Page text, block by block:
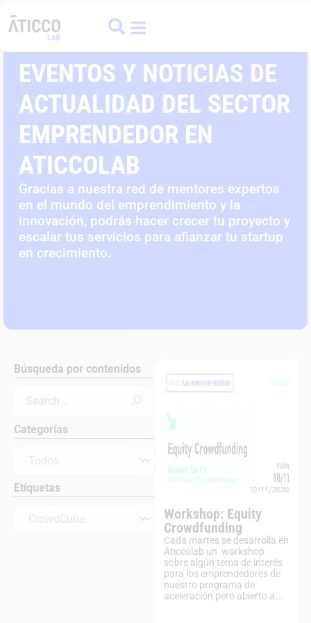
EVENTOS Y NOTICIAS DE
ACTUALIDAD DEL SECTOR
EMPRENDEDOR EN
ATICCOLAB
Gracias a nuestra red de mentores expertos
en el mundo del emprendimiento y la
innovación, podrás hacer crecer tu proyecto y
escalar tus servicios para afianzar tu startup
en crecimiento.
Búsqueda por contenidos
Categorías
Etíquetas 10/11/2020
Workshop: Equity
Crowdfunding
Cada martes se desarrolla en
Āticcolab un workshop
sobre algún tema de interés
para los emprendedores de
nuestro programa de
aceleración pero abierto a...